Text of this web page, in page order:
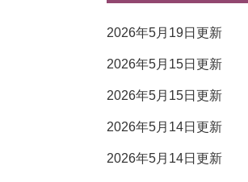
2026年5月19日更新
2026年5月15日更新
2026年5月15日更新
2026年5月14日更新
2026年5月14日更新